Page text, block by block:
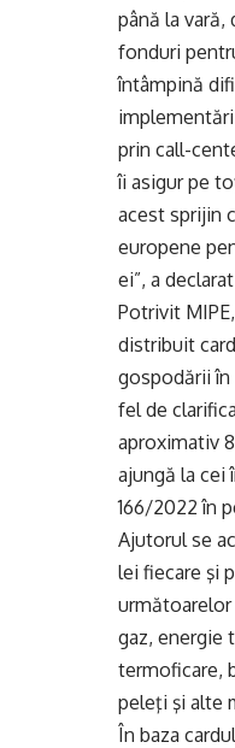
până la
fonduri
întâmpină
prin call-
îi asigur pe
acest sprijin
europene
ei”, a
Potrivit
distribuit
gospodării
fel de
aproximativ
ajungă la cei
166/2022 în
Ajutorul se
lei fiecare şi
gaz, energie
termoficare,
peleţi şi alte
În baza